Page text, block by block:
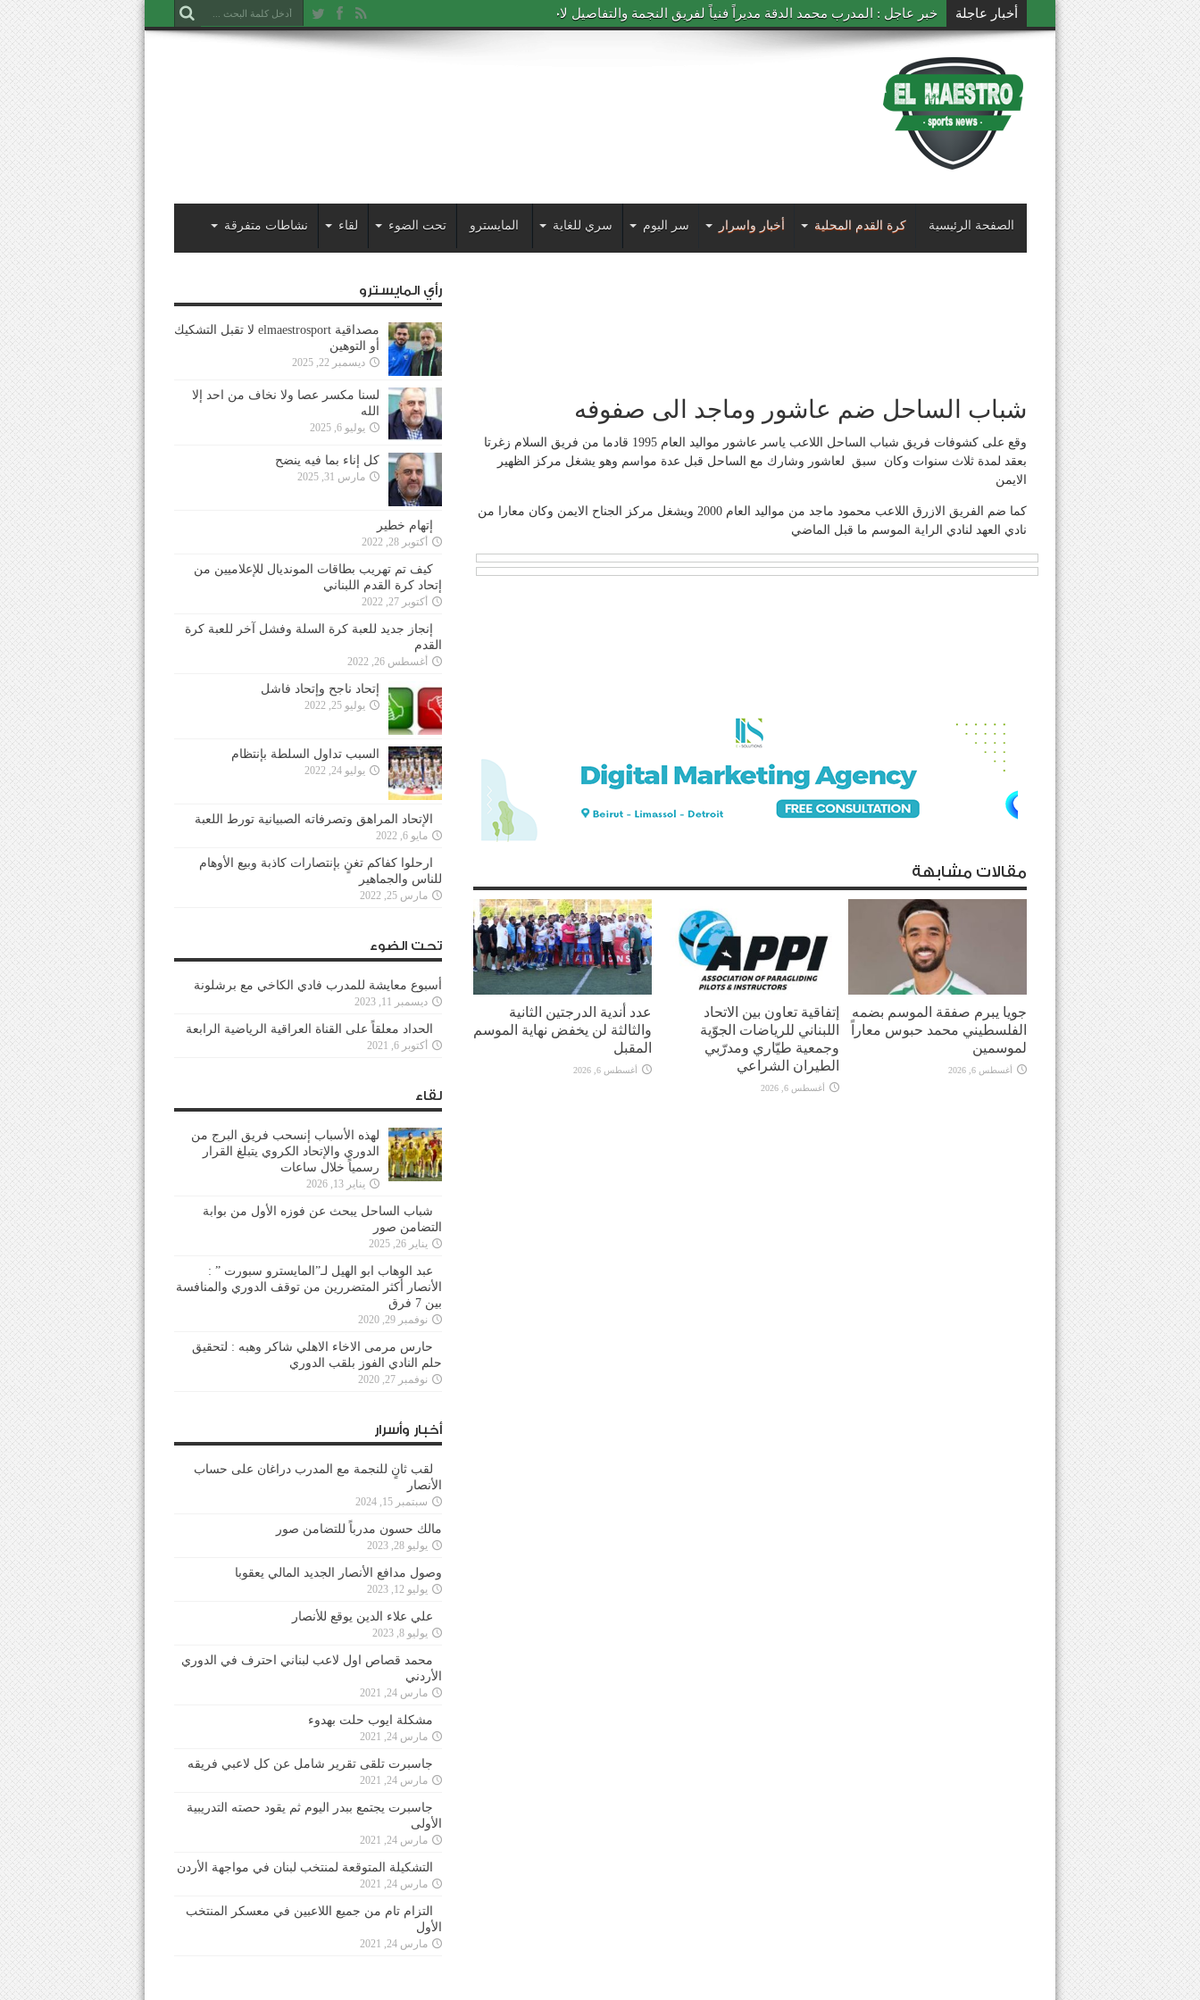
أخبار عاجلة خبر عاجل : المدرب محمد الدقة مديراً فنياً لفريق النجمة والتفاصيل لاحقاً
الصفحة الرئيسية كرة القدم المحلية أخبار واسرار سر اليوم سري للغاية المايسترو تحت الضوء لقاء نشاطات متفرقة
شباب الساحل ضم عاشور وماجد الى صفوفه
وقع على كشوفات فريق شباب الساحل اللاعب ياسر عاشور مواليد العام 1995 قادما من فريق السلام زغرتا
بعقد لمدة ثلاث سنوات وكان سبق لعاشور وشارك مع الساحل قبل عدة مواسم وهو يشغل مركز الظهير
الايمن
كما ضم الفريق الازرق اللاعب محمود ماجد من مواليد العام 2000 ويشغل مركز الجناح الايمن وكان معارا من
نادي العهد لنادي الراية الموسم ما قبل الماضي
مقالات مشابهة
جويا يبرم صفقة الموسم بضمه
الفلسطيني محمد حبوس معاراً
لموسمين
أغسطس 6, 2026
إتفاقية تعاون بين الاتحاد
اللبناني للرياضات الجوّية
وجمعية طيّاري ومدرّبي
الطيران الشراعي
أغسطس 6, 2026
عدد أندية الدرجتين الثانية
والثالثة لن يخفض نهاية الموسم
المقبل
أغسطس 6, 2026
رأي المايسترو
مصداقية elmaestrosport لا تقبل التشكيك
أو التوهين
ديسمبر 22, 2025
لسنا مكسر عصا ولا نخاف من احد إلا
الله
يوليو 6, 2025
كل إناء بما فيه ينضح
مارس 31, 2025
إتهام خطير
أكتوبر 28, 2022
كيف تم تهريب بطاقات المونديال للإعلاميين من
إتحاد كرة القدم اللبناني
أكتوبر 27, 2022
إنجاز جديد للعبة كرة السلة وفشل آخر للعبة كرة
القدم
أغسطس 26, 2022
إتحاد ناجح وإتحاد فاشل
يوليو 25, 2022
السبب تداول السلطة بإنتظام
يوليو 24, 2022
الإتحاد المراهق وتصرفاته الصبيانية تورط اللعبة
مايو 6, 2022
ارحلوا كفاكم تغنٍ بإنتصارات كاذبة وبيع الأوهام
للناس والجماهير
مارس 25, 2022
تحت الضوء
أسبوع معايشة للمدرب فادي الكاخي مع برشلونة
ديسمبر 11, 2023
الحداد معلقاً على القناة العراقية الرياضية الرابعة
أكتوبر 6, 2021
لقاء
لهذه الأسباب إنسحب فريق البرج من
الدوري والإتحاد الكروي يتبلغ القرار
رسمياً خلال ساعات
يناير 13, 2026
شباب الساحل يبحث عن فوزه الأول من بوابة
التضامن صور
يناير 26, 2025
عبد الوهاب ابو الهيل لـ”المايسترو سبورت ” :
الأنصار أكثر المتضررين من توقف الدوري والمنافسة
بين 7 فرق
نوفمبر 29, 2020
حارس مرمى الاخاء الاهلي شاكر وهبه : لتحقيق
حلم النادي الفوز بلقب الدوري
نوفمبر 27, 2020
أخبار وأسرار
لقب ثانٍ للنجمة مع المدرب دراغان على حساب
الأنصار
سبتمبر 15, 2024
مالك حسون مدرباً للتضامن صور
يوليو 28, 2023
وصول مدافع الأنصار الجديد المالي يعقوبا
يوليو 12, 2023
علي علاء الدين يوقع للأنصار
يوليو 8, 2023
محمد قصاص اول لاعب لبناني احترف في الدوري
الأردني
مارس 24, 2021
مشكلة ايوب حلت بهدوء
مارس 24, 2021
جاسبرت تلقى تقرير شامل عن كل لاعبي فريقه
مارس 24, 2021
جاسبرت يجتمع ببدر اليوم ثم يقود حصته التدريبية
الأولى
مارس 24, 2021
التشكيلة المتوقعة لمنتخب لبنان في مواجهة الأردن
مارس 24, 2021
التزام تام من جميع اللاعبين في معسكر المنتخب
الأول
مارس 24, 2021